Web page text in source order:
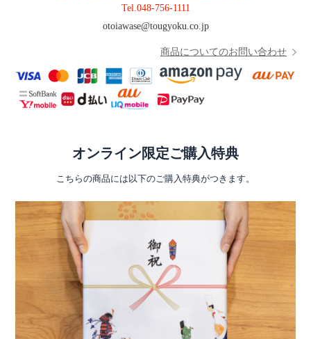
Tel.048-756-1111
otoiawase@tougyoku.co.jp
商品についてのお問い合わせ
オンライン限定ご購入特典
こちらの商品には以下のご購入特典がつきます。